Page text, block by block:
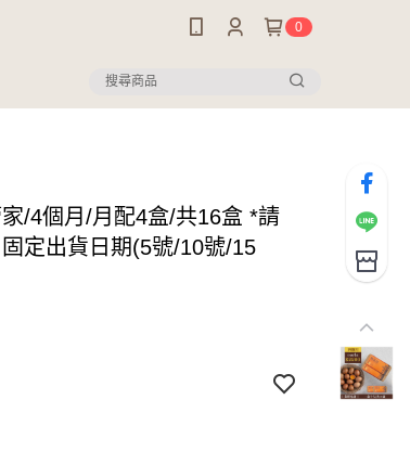
0
家/4個月/月配4盒/共16盒 *請
定出貨日期(5號/10號/15